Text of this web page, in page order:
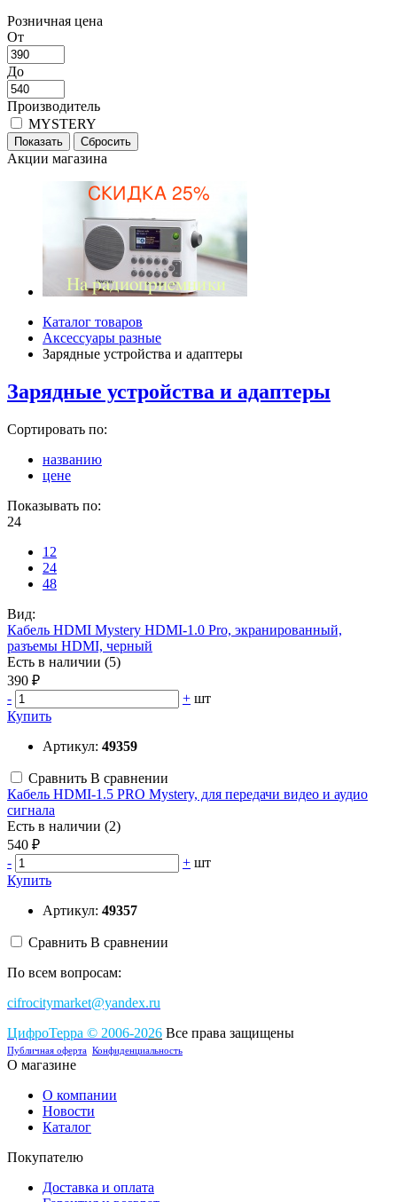
Розничная цена
От
До
Производитель
MYSTERY
Акции магазина
Каталог товаров
Аксессуары разные
Зарядные устройства и адаптеры
Зарядные устройства и адаптеры
Сортировать по:
названию
цене
Показывать по:
24
12
24
48
Вид:
Кабель HDMI Mystery HDMI-1.0 Pro, экранированный,
разъемы HDMI, черный
Есть в наличии (5)
390 ₽
-
+ шт
Купить
Артикул: 49359
Сравнить В сравнении
Кабель HDMI-1.5 PRO Mystery, для передачи видео и аудио
сигнала
Есть в наличии (2)
540 ₽
-
+ шт
Купить
Артикул: 49357
Сравнить В сравнении
По всем вопросам:
cifrocitymarket@yandex.ru
ЦифроТерра © 2006-2026 Все права защищены
Публичная оферта Конфиденциальность
О магазине
О компании
Новости
Каталог
Покупателю
Доставка и оплата